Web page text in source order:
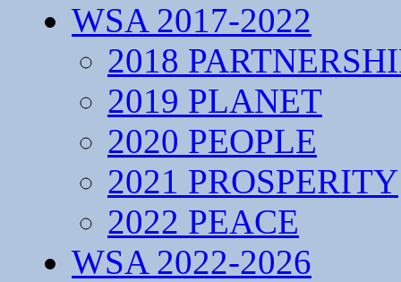
WSA 2017-2022
2018
2019 PLANET
2020 PEOPLE
2021 PROSPERITY
2022 PEACE
WSA 2022-2026